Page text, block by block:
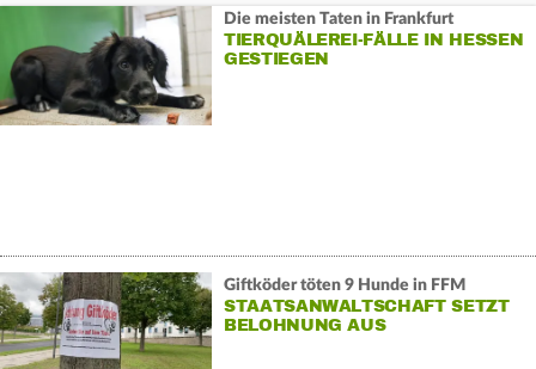
Die meisten Taten in Frankfurt
TIERQUÄLEREI-FÄLLE IN HESSEN
GESTIEGEN
Giftköder töten 9 Hunde in FFM
STAATSANWALTSCHAFT SETZT
BELOHNUNG AUS